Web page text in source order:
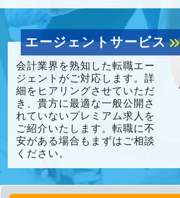
エージェントサービスkeyboard_double_arrow_right
会計業界を熟知した転職エー
ジェントがご対応します。詳
細をヒアリングさせていただ
き、貴方に最適な一般公開さ
れていないプレミアム求人を
ご紹介いたします。転職に不
安がある場合もまずはご相談
ください。